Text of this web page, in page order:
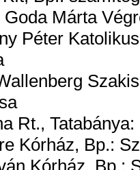
Goda Márta
Péter
Rt.,
Kórház, Bp.:
Kórház, Bp.: